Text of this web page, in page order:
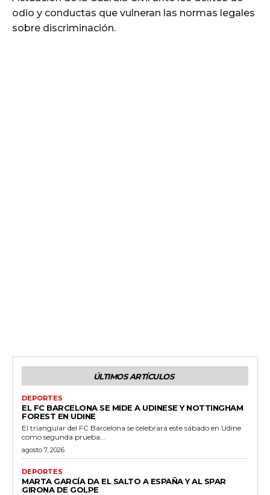
odio y conductas que vulneran las normas legales
sobre discriminación.
ÚLTIMOS ARTÍCULOS
DEPORTES
EL FC BARCELONA SE MIDE A UDINESE Y NOTTINGHAM
FOREST EN UDINE
El triangular del FC Barcelona se celebrará este sábado en Udine
como segunda prueba...
agosto 7, 2026
DEPORTES
MARTA GARCÍA DA EL SALTO A ESPAÑA Y AL SPAR
GIRONA DE GOLPE